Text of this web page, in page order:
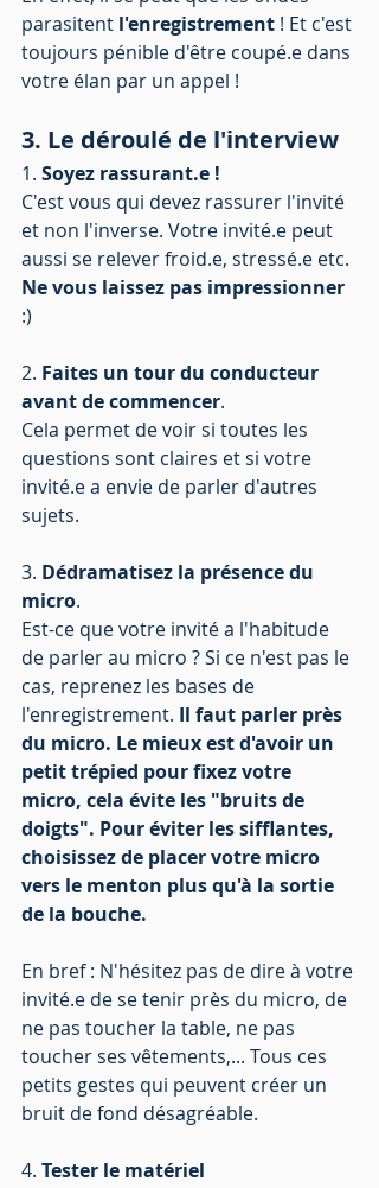
parasitent l'enregistrement ! Et c'est
toujours pénible d'être coupé.e dans
votre élan par un appel !
3. Le déroulé de l'interview
1. Soyez rassurant.e !
C'est vous qui devez rassurer l'invité
et non l'inverse. Votre invité.e peut
aussi se relever froid.e, stressé.e etc.
Ne vous laissez pas impressionner
:)
2. Faites un tour du conducteur
avant de commencer.
Cela permet de voir si toutes les
questions sont claires et si votre
invité.e a envie de parler d'autres
sujets.
3. Dédramatisez la présence du
micro.
Est-ce que votre invité a l'habitude
de parler au micro ? Si ce n'est pas le
cas, reprenez les bases de
l'enregistrement. Il faut parler près
du micro. Le mieux est d'avoir un
petit trépied pour fixez votre
micro, cela évite les "bruits de
doigts". Pour éviter les sifflantes,
choisissez de placer votre micro
vers le menton plus qu'à la sortie
de la bouche.
En bref : N'hésitez pas de dire à votre
invité.e de se tenir près du micro, de
ne pas toucher la table, ne pas
toucher ses vêtements,... Tous ces
petits gestes qui peuvent créer un
bruit de fond désagréable.
4. Tester le matériel